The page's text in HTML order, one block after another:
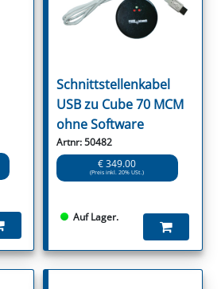
Schnittstellenkabel
USB zu Cube 70 MCM
ohne Software
Artnr: 50482
€ 349.00
(Preis inkl. 20% USt.)
Auf Lager.